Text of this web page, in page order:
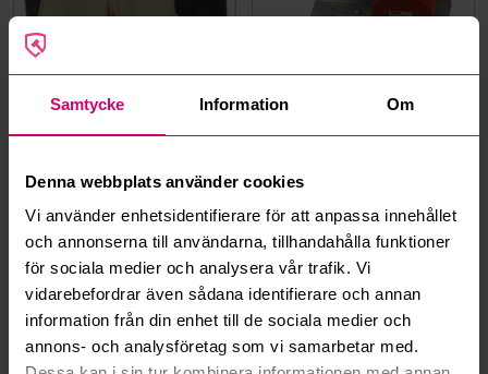
Samtycke Information Om
Denna webbplats använder cookies
Vi använder enhetsidentifierare för att anpassa innehållet
och annonserna till användarna, tillhandahålla funktioner
för sociala medier och analysera vår trafik. Vi
vidarebefordrar även sådana identifierare och annan
information från din enhet till de sociala medier och
annons- och analysföretag som vi samarbetar med.
Bromma 11d 2h
MIDJEBYXA HH 77570-789
HANTVERK STL. C44
Bromma 11d 2h
INSATS AEU32-P GARO
Bromma 11d 2h
Oanvänd
Bromma
Oanvänd